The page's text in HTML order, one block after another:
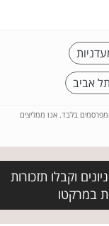
אביב
בלבד. אנו ממליצים
וקבלו תזכורות
במרקטו